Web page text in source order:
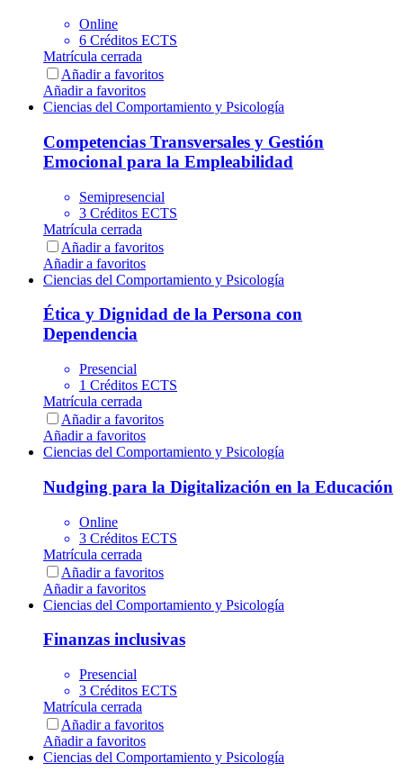
Online
6 Créditos ECTS
Matrícula cerrada
Añadir a favoritos
Añadir a favoritos
Ciencias del Comportamiento y Psicología
Competencias Transversales y Gestión
Emocional para la Empleabilidad
Semipresencial
3 Créditos ECTS
Matrícula cerrada
Añadir a favoritos
Añadir a favoritos
Ciencias del Comportamiento y Psicología
Ética y Dignidad de la Persona con
Dependencia
Presencial
1 Créditos ECTS
Matrícula cerrada
Añadir a favoritos
Añadir a favoritos
Ciencias del Comportamiento y Psicología
Nudging para la Digitalización en la Educación
Online
3 Créditos ECTS
Matrícula cerrada
Añadir a favoritos
Añadir a favoritos
Ciencias del Comportamiento y Psicología
Finanzas inclusivas
Presencial
3 Créditos ECTS
Matrícula cerrada
Añadir a favoritos
Añadir a favoritos
Ciencias del Comportamiento y Psicología